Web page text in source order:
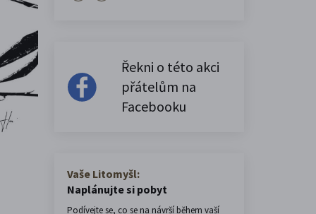
Řekni o této akci
přátelům na
Facebooku
Vaše Litomyšl:
Naplánujte si pobyt
Podívejte se, co se na návrší během vaší